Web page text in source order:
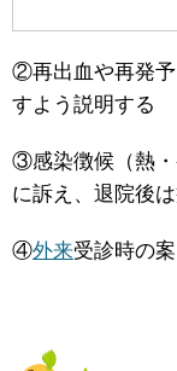
②再出血や再発予
すよう説明する
③感染徴候（熱・
に訴え、退院後
④外来受診時の